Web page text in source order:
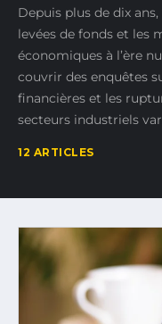
Depuis plus de dix
levées de fonds et les
économiques à l’ère
couvrir des enquêtes
financières et les
secteurs industriels
12 ARTICLES